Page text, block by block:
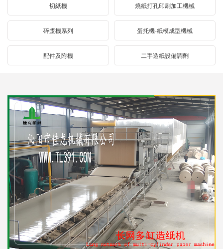
切紙機 燒紙打孔印刷加工機械
碎漿機系列 蛋托機-紙模成型機械
配件及附機 二手造紙設備調劑